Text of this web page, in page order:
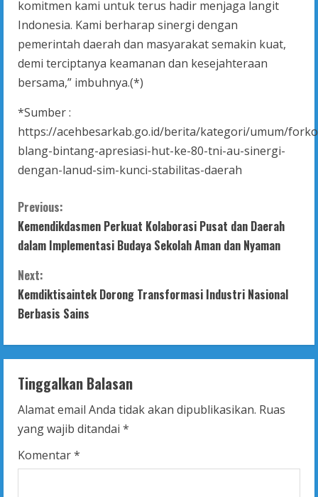
komitmen kami untuk terus hadir menjaga langit
Indonesia. Kami berharap sinergi dengan
pemerintah daerah dan masyarakat semakin kuat,
demi terciptanya keamanan dan kesejahteraan
bersama,” imbuhnya.(*)
*Sumber :
https://acehbesarkab.go.id/berita/kategori/umum/
blang-bintang-apresiasi-hut-ke-80-tni-au-sinergi-
dengan-lanud-sim-kunci-stabilitas-daerah
C
o
n
t
n
u
e
R
e
Previous:
Kemendikdasmen Perkuat Kolaborasi Pusat dan Daerah
dalam Implementasi Budaya Sekolah Aman dan Nyaman
Next:
Kemdiktisaintek Dorong Transformasi Industri Nasional
Berbasis Sains
Tinggalkan Balasan
Alamat email Anda tidak akan dipublikasikan. Ruas
yang wajib ditandai *
Komentar*